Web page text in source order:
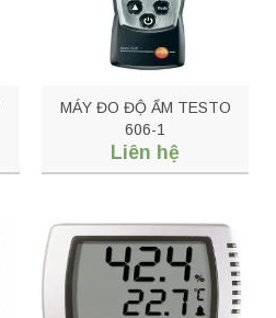
MÁY ĐO ĐỘ ẨM TESTO
606-1
Liên hệ